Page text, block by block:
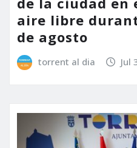
aire libre
de agosto
torrent al dia Jul